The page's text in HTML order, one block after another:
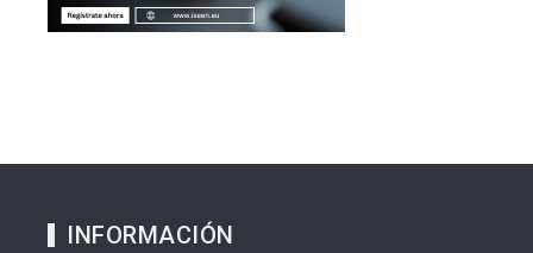
INFORMACIÓN